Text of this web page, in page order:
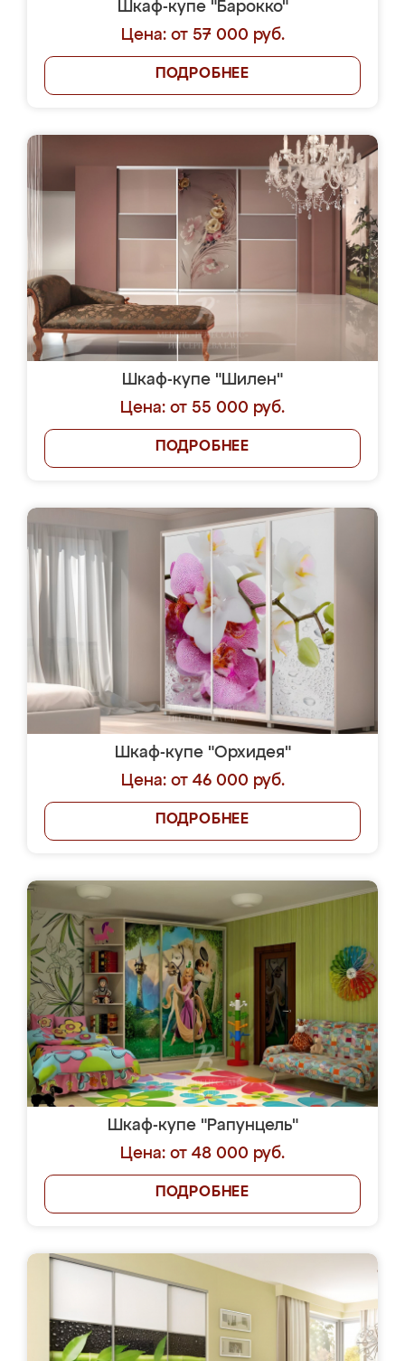
Шкаф-купе "Барокко"
Цена: от 57 000 руб.
ПОДРОБНЕЕ
Шкаф-купе "Шилен"
Цена: от 55 000 руб.
ПОДРОБНЕЕ
Шкаф-купе "Орхидея"
Цена: от 46 000 руб.
ПОДРОБНЕЕ
Шкаф-купе "Рапунцель"
Цена: от 48 000 руб.
ПОДРОБНЕЕ